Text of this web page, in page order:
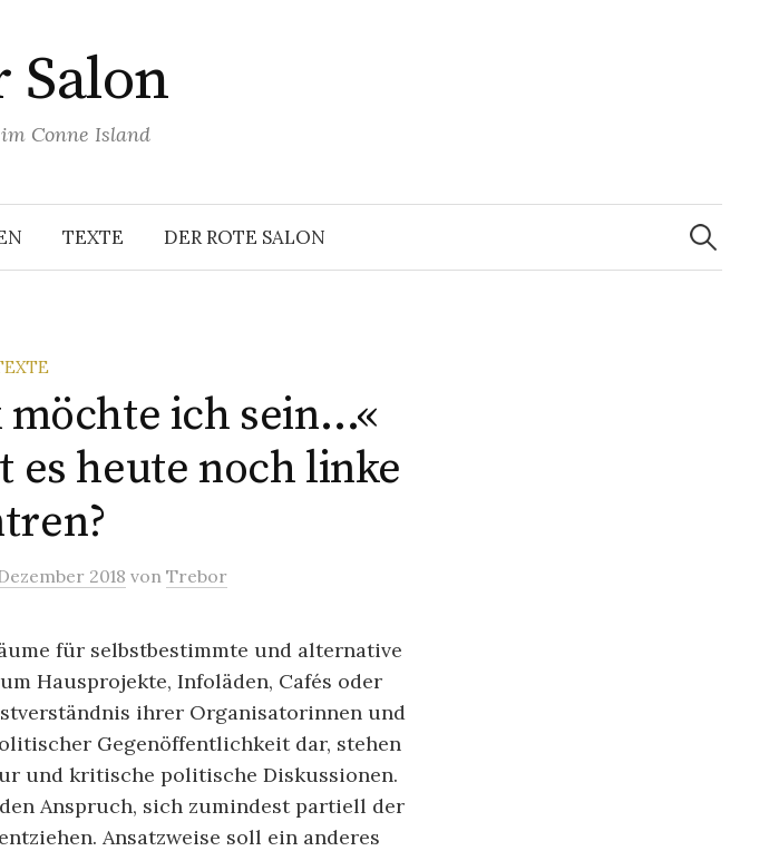
Salon
Conne Island
TEXTE DER ROTE SALON
Suchen
nach:
ich sein…«
es heute noch linke
2018 von Trebor
für selbstbestimmte und alternative
Hausprojekte, Infoläden, Cafés oder
ihrer Organisatorinnen und
Gegenöffentlichkeit dar, stehen
und kritische politische Diskussionen.
Anspruch, sich zumindest partiell der
Ansatzweise soll ein anderes